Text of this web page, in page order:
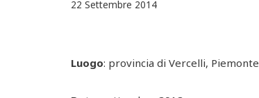
22 Settembre 2014
Luogo: provincia di Vercelli, Piemonte